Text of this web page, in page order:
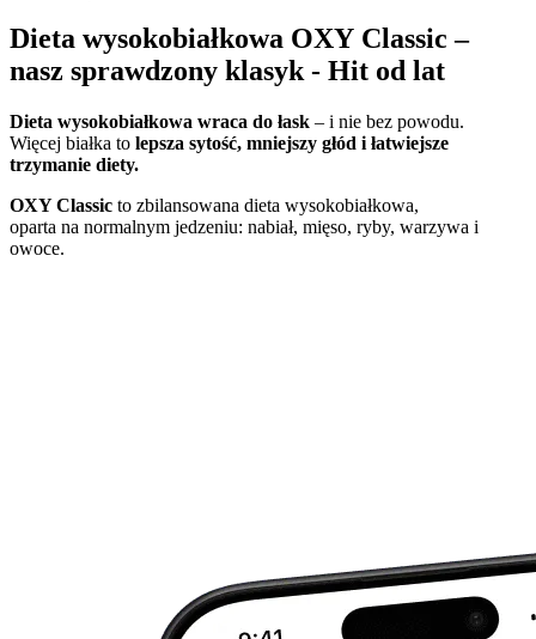
Dieta wysokobiałkowa OXY Classic –
nasz sprawdzony klasyk - Hit od lat
Dieta wysokobiałkowa wraca do łask – i nie bez powodu.
Więcej białka to lepsza sytość, mniejszy głód i łatwiejsze
trzymanie diety.
OXY Classic to zbilansowana dieta wysokobiałkowa,
oparta na normalnym jedzeniu: nabiał, mięso, ryby, warzywa i
owoce.